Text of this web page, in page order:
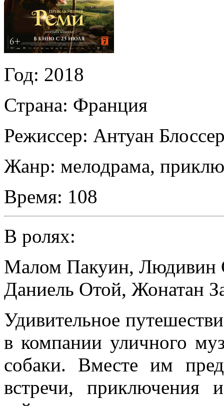
Год: 2018
Страна: Франция
Режиссер: Антуан
Жанр: мелодрама,
Время: 108
В ролях:
Малом Пакуин, Людивин
Даниель Отой, Жонатан
Удивительное
в компании уличного
собаки. Вместе им
встречи, приключения